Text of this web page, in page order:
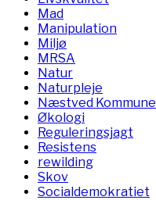
Mad
Manipulation
Miljø
MRSA
Natur
Naturpleje
Næstved Kommune
Økologi
Reguleringsjagt
Resistens
rewilding
Skov
Socialdemokratiet